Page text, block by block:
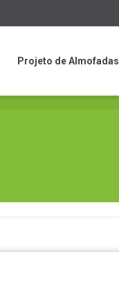
Projeto de Almofadas